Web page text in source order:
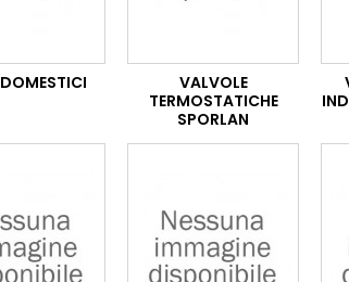
VALVOLE
TERMOSTATICHE
SPORLAN